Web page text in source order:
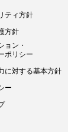
ティ方針
方針
ョン・
ポリシー
に対する基本方針
ー